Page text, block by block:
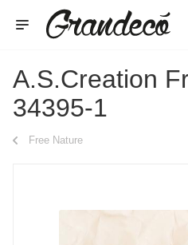
A.S.Creation
34395-1
Free Nature